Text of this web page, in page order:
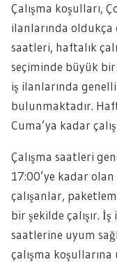
Çalışma koşulları,
ilanlarında oldukça
saatleri, haftalık
seçiminde büyük
iş ilanlarında
bulunmaktadır.
Cuma’ya kadar
Çalışma saatleri
17:00’ye kadar
çalışanlar,
bir şekilde çalışır.
saatlerine uyum
çalışma